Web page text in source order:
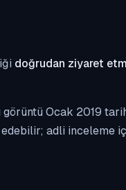
doğrudan ziyaret
Ocak 2019
adli inceleme